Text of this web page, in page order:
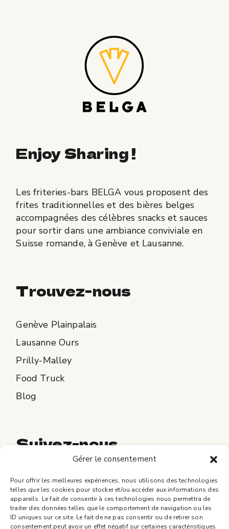
Gérer le consentement
Pour offrir les meilleures expériences, nous utilisons des technologies
telles que les cookies pour stocker et/ou accéder aux informations des
appareils. Le fait de consentir à ces technologies nous permettra de
traiter des données telles que le comportement de navigation ou les
ID uniques sur ce site. Le fait de ne pas consentir ou de retirer son
consentement peut avoir un effet négatif sur certaines caractéristiques
Enjoy Sharing !
Les friteries-bars BELGA vous proposent des
frites traditionnelles et des bières belges
accompagnées des célèbres snacks et sauces
pour sortir dans une ambiance conviviale en
Suisse romande, à Genève et Lausanne.
Trouvez-nous
Genève Plainpalais
Lausanne Ours
Prilly-Malley
Food Truck
Blog
Suivez-nous
© 2024 BELGA | Accompagné par l'Agence BB® Switzerland|
Mentions légales et Politique de confidentialité